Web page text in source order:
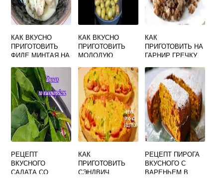
КАК ВКУСНО
ПРИГОТОВИТЬ
ФИЛЕ МИНТАЯ НА
ОВОЩАМИ
КАК ВКУСНО
ПРИГОТОВИТЬ
МОЛОДУЮ
КОЖУРЕ НА
СКОВОРОДЕ
ДОЛЬКАМИ
КАК
ПРИГОТОВИТЬ НА
ГАРНИР ГРЕЧКУ
РЕЦЕПТ
ВКУСНОГО
САЛАТА СО
КАК
ПРИГОТОВИТЬ
СЭНДВИЧ
РЕЦЕПТ ПИРОГА
ВКУСНОГО С
ВАРЕНЬЕМ В